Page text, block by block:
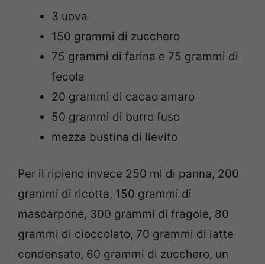
3 uova
150 grammi di zucchero
75 grammi di farina e 75 grammi di
fecola
20 grammi di cacao amaro
50 grammi di burro fuso
mezza bustina di lievito
Per il ripieno invece 250 ml di panna, 200
grammi di ricotta, 150 grammi di
mascarpone, 300 grammi di fragole, 80
grammi di cioccolato, 70 grammi di latte
condensato, 60 grammi di zucchero, un